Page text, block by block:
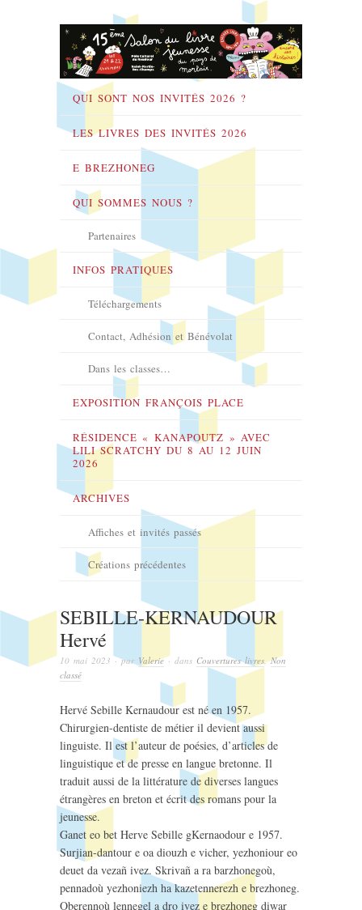
QUI SONT NOS INVITÉS 2026 ?
LES LIVRES DES INVITÉS 2026
E BREZHONEG
QUI SOMMES NOUS ?
Partenaires
INFOS PRATIQUES
Téléchargements
Contact, Adhésion et Bénévolat
Dans les classes…
EXPOSITION FRANÇOIS PLACE
RÉSIDENCE « KANAPOUTZ » AVEC
LILI SCRATCHY DU 8 AU 12 JUIN
2026
ARCHIVES
Affiches et invités passés
Créations précédentes
SEBILLE-KERNAUDOUR
Hervé
10 mai 2023 · par Valerie· dans Couvertures livres,Non
classé
Hervé Sebille Kernaudour est né en 1957.
Chirurgien-dentiste de métier il devient aussi
linguiste. Il est l’auteur de poésies, d’articles de
linguistique et de presse en langue bretonne. Il
traduit aussi de la littérature de diverses langues
étrangères en breton et écrit des romans pour la
jeunesse.
Ganet eo bet Herve Sebille gKernaodour e 1957.
Surjian-dantour e oa diouzh e vicher, yezhoniour eo
deuet da vezañ ivez. Skrivañ a ra barzhonegoù,
pennadoù yezhoniezh ha kazetennerezh e brezhoneg.
Oberennoù lennegel a dro ivez e brezhoneg diwar